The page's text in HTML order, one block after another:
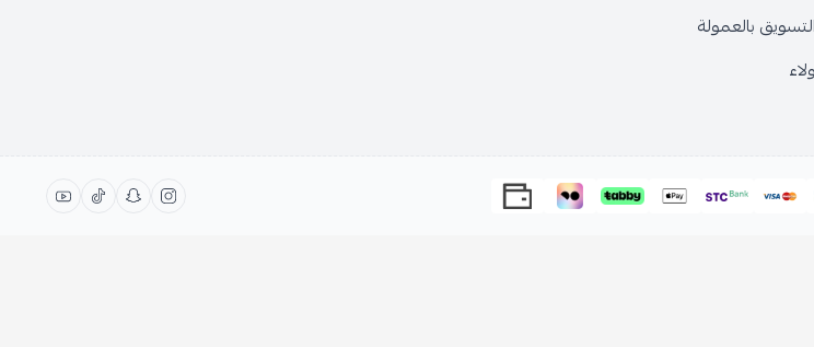
بالعمولة